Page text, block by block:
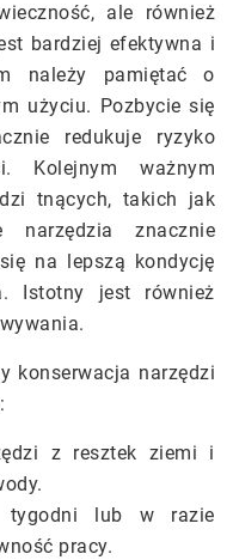
ale również
bardziej efektywna i
należy pamiętać o
użyciu. Pozbycie się
redukuje ryzyko
Kolejnym ważnym
tnących, takich jak
narzędzia znacznie
na lepszą kondycję
Istotny jest również
konserwacja narzędzi
z resztek ziemi i
tygodni lub w razie
pracy.